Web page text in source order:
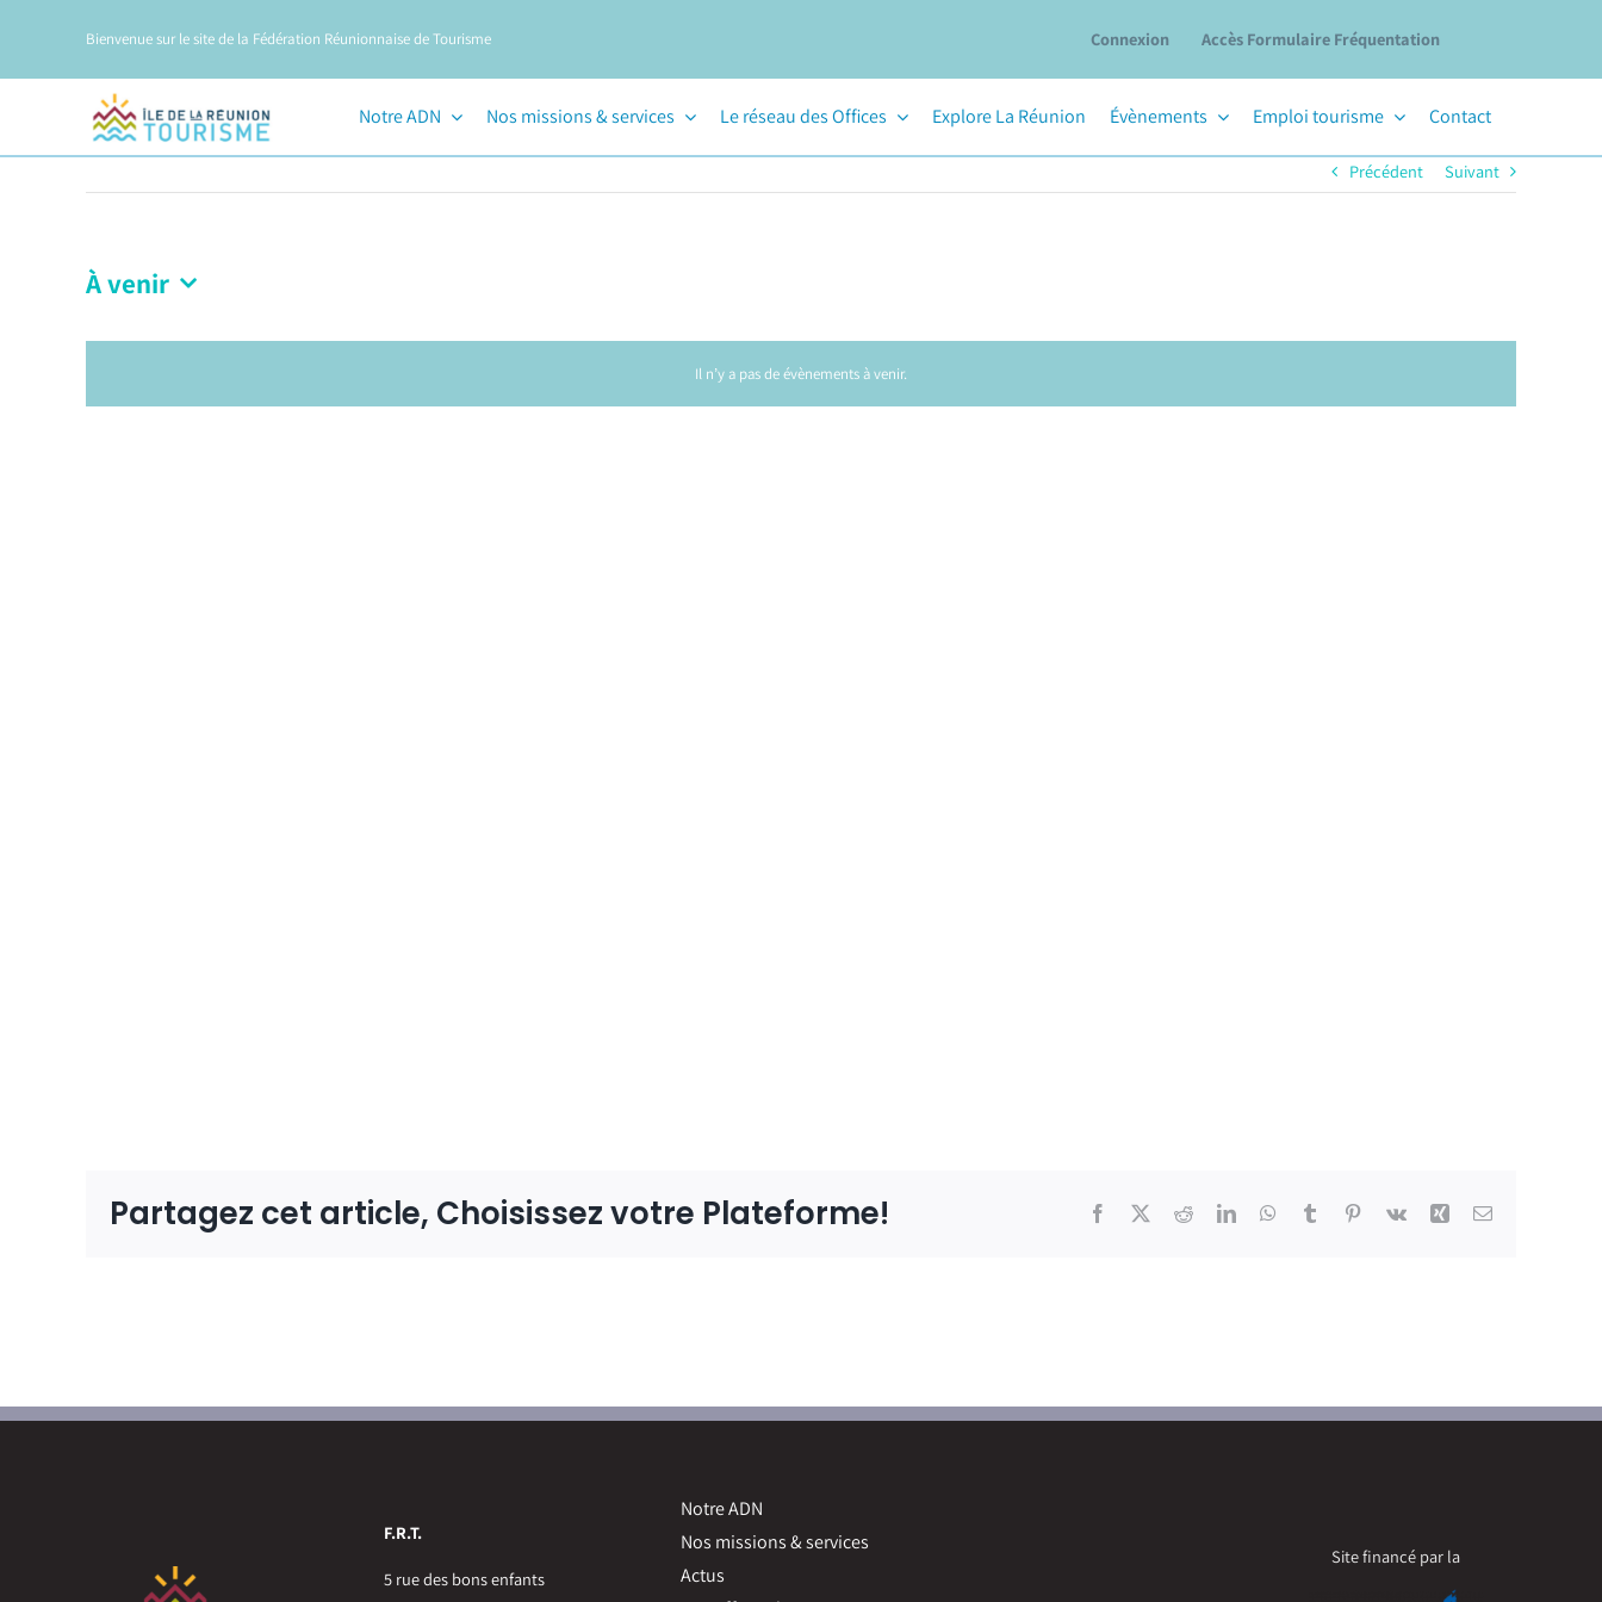
contenu
Bienvenue sur le site de la Fédération Réunionnaise de Tourisme Connexion Accès Formulaire Fréquentation
Notre ADN Nos missions & services Le réseau des Offices Explore La Réunion Évènements Emploi tourisme Contact
Précédent Suivant
Il n’y a pas de évènements à venir.
À venir
Partagez cet article, Choisissez votre Plateforme! Facebook RedditLinkedInWhatsApp
Tumblr Pinterest
Vk Xing Email
F.R.T.
5 rue des bons enfants
Notre ADN
Nos missions & services
Actus
Site financé par la